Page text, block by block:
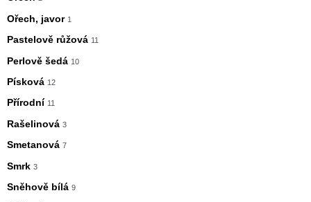
Ořech, javor 1
Pastelově růžová 11
Perlově šedá 10
Písková 12
Přírodní 11
Rašelinová 3
Smetanová 7
Smrk 3
Sněhově bílá 9